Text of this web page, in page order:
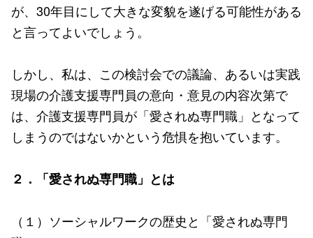
が、30年目にして大きな変貌を遂げる可能性がある
と言ってよいでしょう。
しかし、私は、この検討会での議論、あるいは実践
現場の介護支援専門員の意向・意見の内容次第で
は、介護支援専門員が「愛されぬ専門職」となって
しまうのではないかという危惧を抱いています。
２．「愛されぬ専門職」とは
（１）ソーシャルワークの歴史と「愛されぬ専門